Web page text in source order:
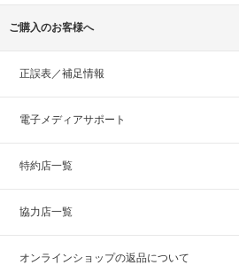
ご購入のお客様へ
正誤表／補足情報
電子メディアサポート
特約店一覧
協力店一覧
オンラインショップの返品について